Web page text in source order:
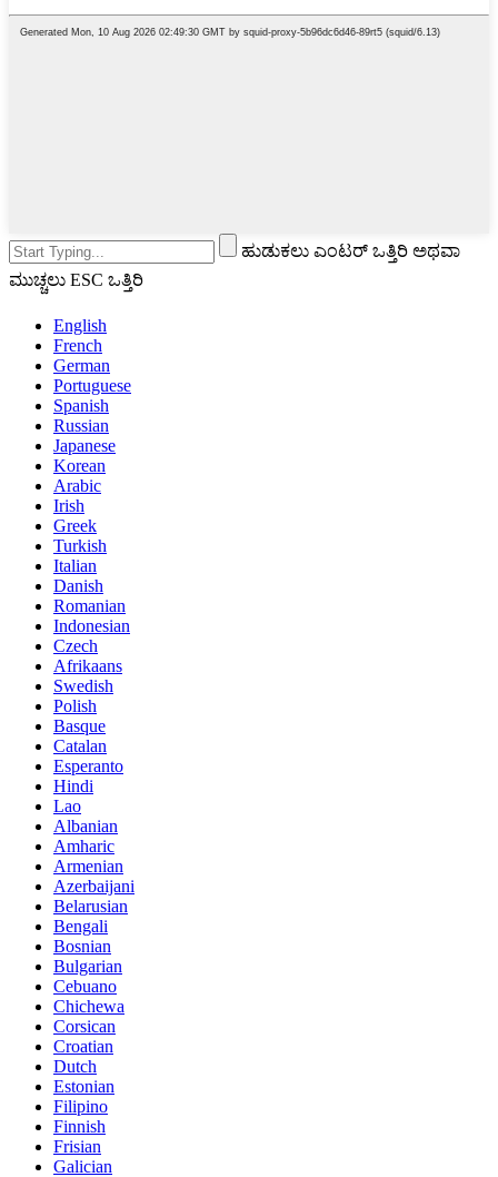
ಹುಡುಕಲು ಎಂಟರ್ ಒತ್ತಿರಿ ಅಥವಾ
ಮುಚ್ಚಲು ESC ಒತ್ತಿರಿ
English
French
German
Portuguese
Spanish
Russian
Japanese
Korean
Arabic
Irish
Greek
Turkish
Italian
Danish
Romanian
Indonesian
Czech
Afrikaans
Swedish
Polish
Basque
Catalan
Esperanto
Hindi
Lao
Albanian
Amharic
Armenian
Azerbaijani
Belarusian
Bengali
Bosnian
Bulgarian
Cebuano
Chichewa
Corsican
Croatian
Dutch
Estonian
Filipino
Finnish
Frisian
Galician